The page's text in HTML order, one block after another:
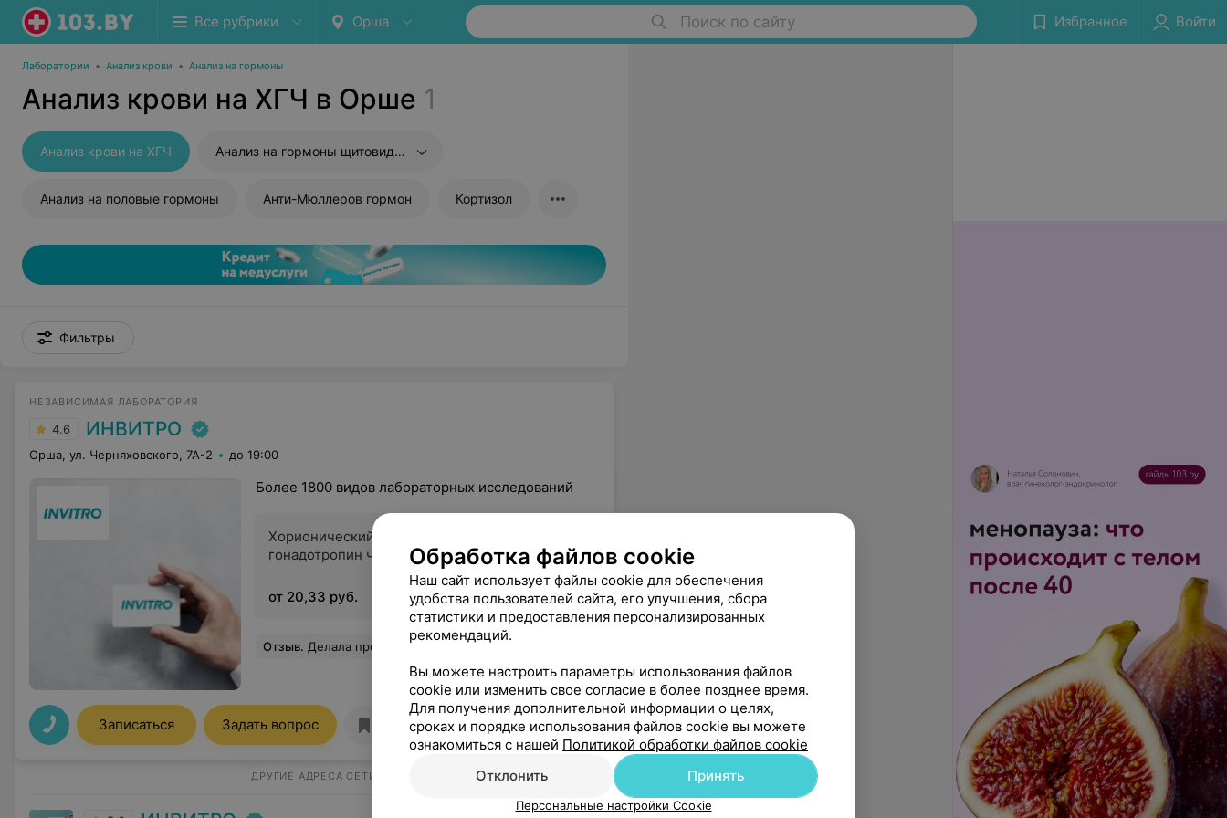
Все рубрики Орша Поиск по сайту Избранное Войти
Лаборатории • Анализ крови • Анализ на гормоны
Анализ крови на ХГЧ в Орше 1
Анализ крови на ХГЧ Анализ на гормоны щитовидной железы
Анализ на половые гормоны Анти-Мюллеров гормон Кортизол
Фильтры
НЕЗАВИСИМАЯ ЛАБОРАТОРИЯ
4.6 ИНВИТРО
Орша, ул. Черняховского, 7А-2 до 19:00
Более 1800 видов лабораторных исследований
Хорионический
гонадотропин человека
от 20,33 руб.
хорионического
гонадотропина человека
от 37,74 руб.
Отзыв. Делала процедуру у Ивкиной. Очень понравилось грамотное внимательное отношение, приятная атмосфера общения по моему вопросу. Подробное и доступное объяснение и ответы на мои вопросы. А главное, я знаю, как мне действовать дальше. Обязательно приду ещё.
Записаться Задать вопрос Отзывы 1242
ДРУГИЕ АДРЕСА СЕТИ
Обработка файлов cookie
Наш сайт использует файлы cookie для обеспечения
удобства пользователей сайта, его улучшения, сбора
статистики и предоставления персонализированных
рекомендаций.
Вы можете настроить параметры использования файлов
cookie или изменить свое согласие в более позднее время.
Для получения дополнительной информации о целях,
сроках и порядке использования файлов cookie вы можете
ознакомиться с нашей Политикой обработки файлов cookie
Отклонить
Принять
Персональные настройки Cookie